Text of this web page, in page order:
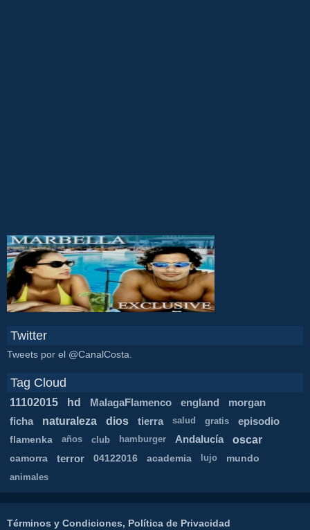
Twitter
Tweets por el @CanalCosta.
Tag Cloud
11102015 hd MalagaFlamenco england
morgan
ficha
naturaleza dios tierra salud gratis episodio
flamenka años club hamburger Andalucía oscar
camorra terror 04122016 academia lujo mundo
animales
Términos y Condiciones, Política de Privacidad